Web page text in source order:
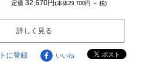
定価32,670円(本体29,700円 ＋ 税)
詳しく見る
に登録 いいね